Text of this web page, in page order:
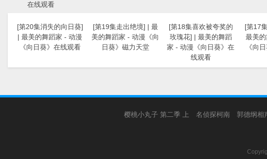
在线观看
[第20集消失的向日葵]
| 最美的舞蹈家 - 动漫
《向日葵》在线观看
[第19集走出绝境] | 最
美的舞蹈家 - 动漫《向
日葵》磁力天堂
[第18集喜欢被夸奖的
玫瑰花] | 最美的舞蹈
家 - 动漫《向日葵》在
线观看
[第17
最美
《向
樱桃小丸子 第二季 上 名侦探柯南 郭德纲相